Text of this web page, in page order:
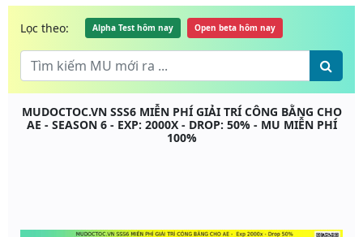
Lọc theo: Alpha Test hôm nay Open beta hôm nay
MUDOCTOC.VN SSS6 MIỄN PHÍ GIẢI TRÍ CÔNG BẰNG CHO
AE - SEASON 6 - EXP: 2000X - DROP: 50% - MU MIỄN PHÍ
100%